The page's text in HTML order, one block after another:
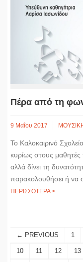
Πέρα από τη
9 Μαΐου 2017
Το Καλοκαιρινό
κυρίως στους
αλλά δίνει τη
παρακολουθήσει ή να
ΠΕΡΙΣΣΟΤΕΡΑ >
← PREVIOUS 1
10 11 12 13